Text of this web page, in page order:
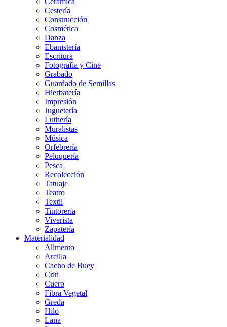
Cestería
Construcción
Cosmética
Danza
Ebanistería
Escritura
Fotografía y Cine
Grabado
Guardado de Semillas
Hierbatería
Impresión
Juguetería
Luthería
Muralistas
Música
Orfebrería
Peluquería
Pesca
Recolección
Tatuaje
Teatro
Textil
Tintorería
Viverista
Zapatería
Materialidad
Alimento
Arcilla
Cacho de Buey
Crin
Cuero
Fibra Vegetal
Greda
Hilo
Lana